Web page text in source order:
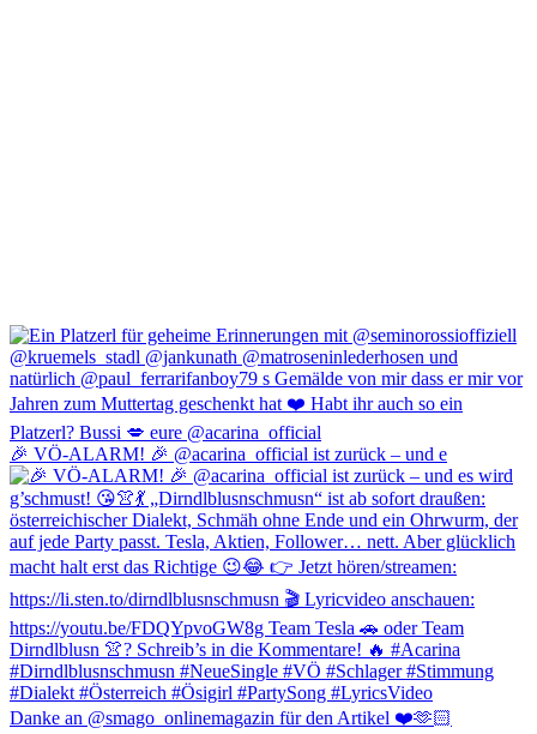
🎉 VÖ-ALARM! 🎉 @acarina_official ist zurück – und e
Danke an @smago_onlinemagazin für den Artikel ❤️🫶🏻